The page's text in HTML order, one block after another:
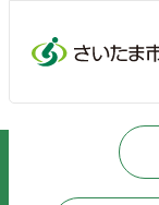
暮ら
>